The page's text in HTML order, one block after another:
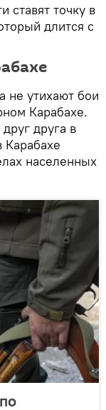
ставят точку в
длится с
не утихают бои
Карабахе.
друга в
Карабахе
населенных